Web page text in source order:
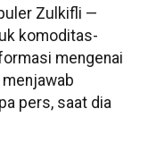
Zulkifli —
komoditas-
mengenai
pers, saat dia